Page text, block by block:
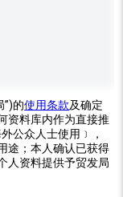
”)的使用条款及确定
资料库内作为直接推
公众人士使用﹞，
途；本人确认已获得
人资料提供予贸发局